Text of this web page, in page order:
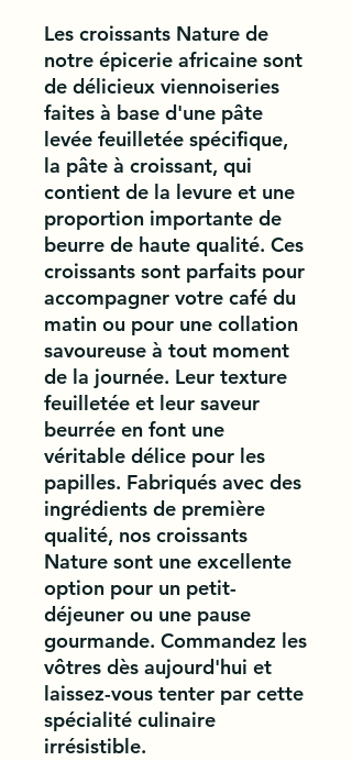
Les croissants Nature de
notre épicerie africaine sont
de délicieux viennoiseries
faites à base d'une pâte
levée feuilletée spécifique,
la pâte à croissant, qui
contient de la levure et une
proportion importante de
beurre de haute qualité. Ces
croissants sont parfaits pour
accompagner votre café du
matin ou pour une collation
savoureuse à tout moment
de la journée. Leur texture
feuilletée et leur saveur
beurrée en font une
véritable délice pour les
papilles. Fabriqués avec des
ingrédients de première
qualité, nos croissants
Nature sont une excellente
option pour un petit-
déjeuner ou une pause
gourmande. Commandez les
vôtres dès aujourd'hui et
laissez-vous tenter par cette
spécialité culinaire
irrésistible.